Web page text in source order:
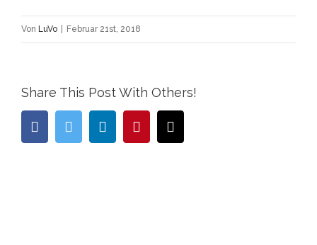
Von LuVo Februar 21st, 2018
Share This Post With Others!
facebooktwitter linkedinpinterest
Mail